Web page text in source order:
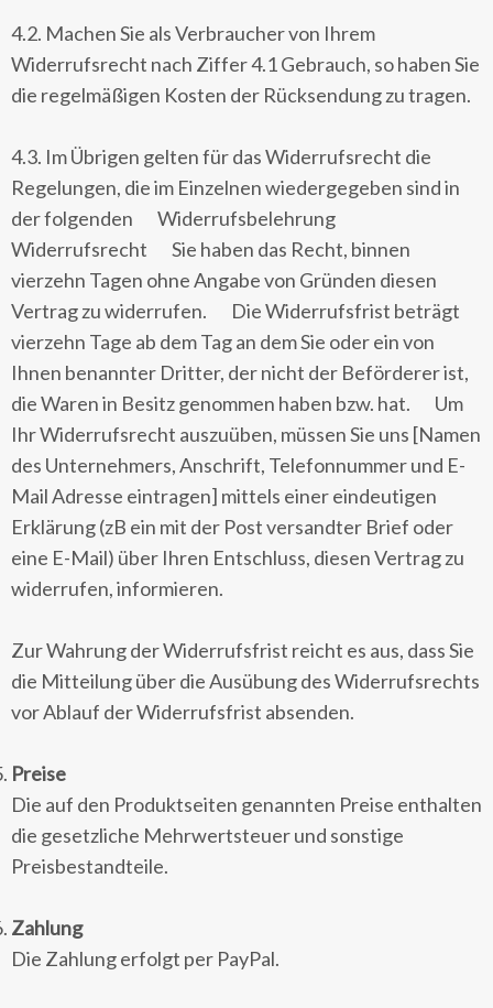
4.2. Machen Sie als Verbraucher von Ihrem
Widerrufsrecht nach Ziffer 4.1 Gebrauch, so haben Sie
die regelmäßigen Kosten der Rücksendung zu tragen.
4.3. Im Übrigen gelten für das Widerrufsrecht die
Regelungen, die im Einzelnen wiedergegeben sind in
der folgenden Widerrufsbelehrung
Widerrufsrecht Sie haben das Recht, binnen
vierzehn Tagen ohne Angabe von Gründen diesen
Vertrag zu widerrufen. Die Widerrufsfrist beträgt
vierzehn Tage ab dem Tag an dem Sie oder ein von
Ihnen benannter Dritter, der nicht der Beförderer ist,
die Waren in Besitz genommen haben bzw. hat. Um
Ihr Widerrufsrecht auszuüben, müssen Sie uns [Namen
des Unternehmers, Anschrift, Telefonnummer und E-
Mail Adresse eintragen] mittels einer eindeutigen
Erklärung (zB ein mit der Post versandter Brief oder
eine E-Mail) über Ihren Entschluss, diesen Vertrag zu
widerrufen, informieren.
Zur Wahrung der Widerrufsfrist reicht es aus, dass Sie
die Mitteilung über die Ausübung des Widerrufsrechts
vor Ablauf der Widerrufsfrist absenden.
Preise
Die auf den Produktseiten genannten Preise enthalten
die gesetzliche Mehrwertsteuer und sonstige
Preisbestandteile.
Zahlung
Die Zahlung erfolgt per PayPal.